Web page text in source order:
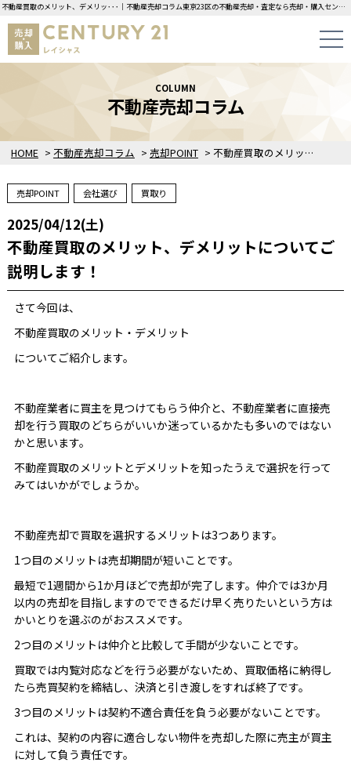
不動産買取のメリット、デメリッ･･･｜不動産売却コラム東京23区の不動産売却・査定なら売却・購入センチュリー21レイシャスにお任せください！
HOME > 不動産売却コラム > 売却POINT > 不動産買取のメリット、デメリットについてご説明します！
COLUMN
不動産売却コラム
売却POINT 会社選び 買取り
2025/04/12(土)
不動産買取のメリット、デメリットについてご
説明します！
さて今回は、
不動産買取のメリット・デメリット
についてご紹介します。
不動産業者に買主を見つけてもらう仲介と、不動産業者に直接売
却を行う買取のどちらがいいか迷っているかたも多いのではない
かと思います。
不動産買取のメリットとデメリットを知ったうえで選択を行って
みてはいかがでしょうか。
不動産売却で買取を選択するメリットは3つあります。
1つ目のメリットは売却期間が短いことです。
最短で1週間から1か月ほどで売却が完了します。仲介では3か月
以内の売却を目指しますのでできるだけ早く売りたいという方は
かいとりを選ぶのがおススメです。
2つ目のメリットは仲介と比較して手間が少ないことです。
買取では内覧対応などを行う必要がないため、買取価格に納得し
たら売買契約を締結し、決済と引き渡しをすれば終了です。
3つ目のメリットは契約不適合責任を負う必要がないことです。
これは、契約の内容に適合しない物件を売却した際に売主が買主
に対して負う責任です。